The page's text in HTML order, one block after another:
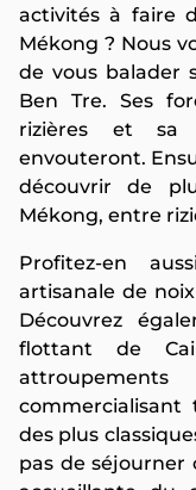
activités à faire
Mékong ? Nous
de vous balader
Ben Tre. Ses
rizières et sa
envouteront.
découvrir de
Mékong, entre
Profitez-en
artisanale de
Découvrez
flottant de
commercialisant
des plus
pas de séjourner